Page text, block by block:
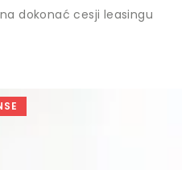
dokonać cesji leasingu